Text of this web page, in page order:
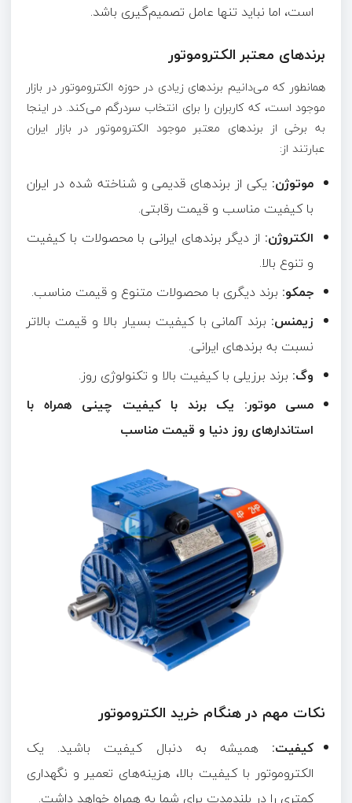
است، اما نباید تنها عامل تصمیم‌گیری باشد.
برندهای معتبر الکتروموتور
همانطور که می‌دانیم برندهای زیادی در حوزه الکتروموتور در بازار
موجود است، که کاربران را برای انتخاب سردرگم می‌کند. در اینجا
به برخی از برندهای معتبر موجود الکتروموتور در بازار ایران
عبارتند از:
موتوژن: یکی از برندهای قدیمی و شناخته شده در ایران
با کیفیت مناسب و قیمت رقابتی.
الکتروژن: از دیگر برندهای ایرانی با محصولات با کیفیت
و تنوع بالا.
جمکو: برند دیگری با محصولات متنوع و قیمت مناسب.
زیمنس: برند آلمانی با کیفیت بسیار بالا و قیمت بالاتر
نسبت به برندهای ایرانی.
وگ: برند برزیلی با کیفیت بالا و تکنولوژی روز.
مسی موتور: یک برند با کیفیت چینی همراه با
استاندارهای روز دنیا و قیمت مناسب
نکات مهم در هنگام خرید الکتروموتور
کیفیت: همیشه به دنبال کیفیت باشید. یک
الکتروموتور با کیفیت بالا، هزینه‌های تعمیر و نگهداری
کمتری را در بلندمدت برای شما به همراه خواهد داشت.